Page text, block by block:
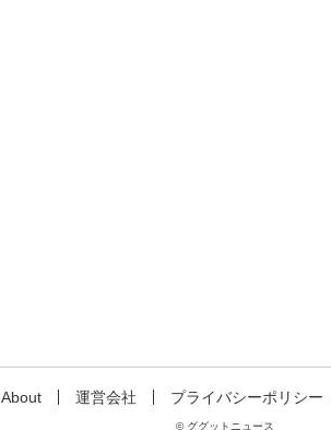
About 運営会社 プライバシーポリシー
© ググットニュース